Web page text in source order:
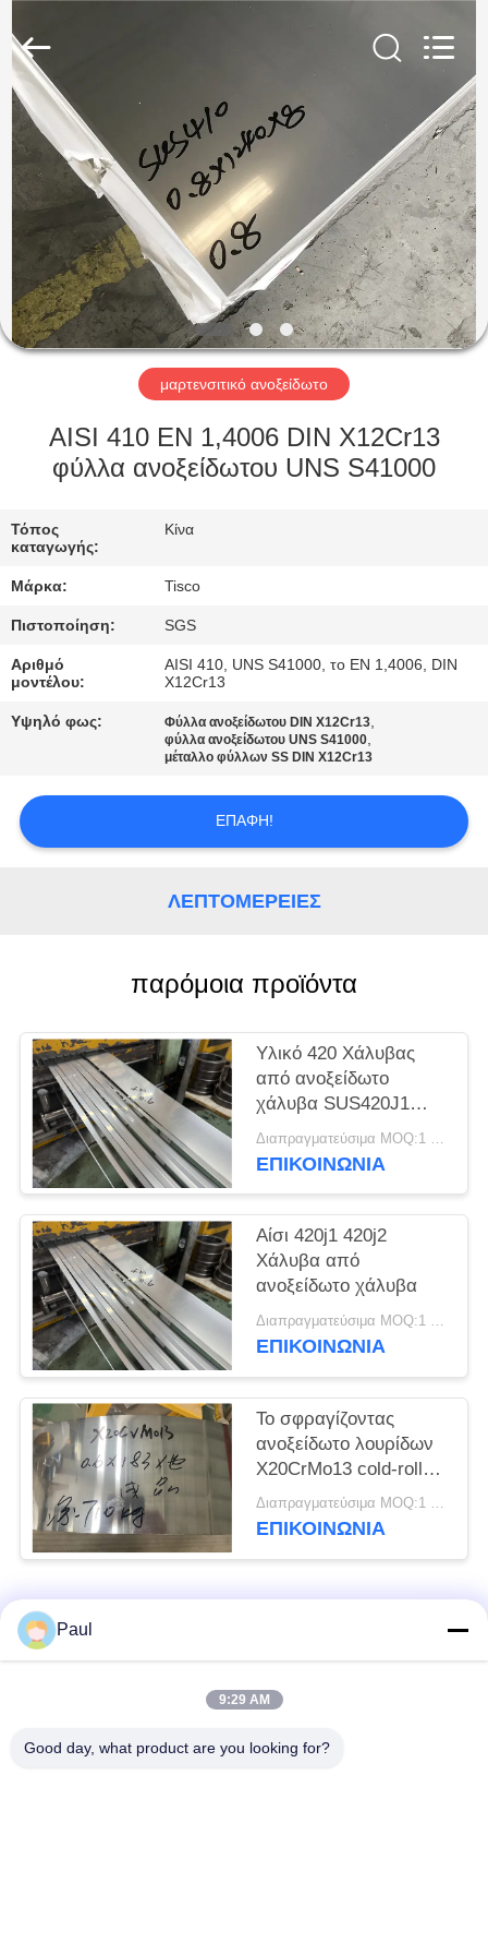
ΣΠΊΤΙ
ΠΡΟΪΌΝΤΑ
ΒΊΝΤΕΟ
ΠΕΡΊΠΟΥ
ΕΜΕΊΣ
ΓΎΡΟΣ
ΕΡΓΟΣΤΑΣΊΩΝ
ΠΟΙΟΤΙΚΌΣ
ΈΛΕΓΧΟΣ
ΜΑΣ
ΕΛΆΤΕ
ΣΕ
ΖΗΤΉΣΤΕ
ΑΠΌΣΠΑΣΜΑ
SITEMAP
PRIVACY
POLICY
Co.,
Ltd.
Rights
Reserved.
μαρτενσιτικό ανοξείδωτο
AISI 410 EN 1,4006 DIN X12Cr13
φύλλα ανοξείδωτου UNS S41000
Τόπος
καταγωγής:
Κίνα
Μάρκα: Tisco
Πιστοποίηση: SGS
Αριθμό
μοντέλου:
AISI 410, UNS S41000, το EN 1,4006, DIN
X12Cr13
Υψηλό φως: Φύλλα ανοξείδωτου DIN X12Cr13,
φύλλα ανοξείδωτου UNS S41000,
μέταλλο φύλλων SS DIN X12Cr13
ΕΠΑΦΉ!
ΛΕΠΤΟΜΈΡΕΙΕΣ
παρόμοια προϊόντα
Υλικό 420 Χάλυβας
από ανοξείδωτο
χάλυβα SUS420J1
SUS420J2
Στρογγυλοκύλινδρο
Διαπραγματεύσιμα MOQ:1 τόνος
ΕΠΙΚΟΙΝΩΝΊΑ
Αίσι 420j1 420j2
Χάλυβα από
ανοξείδωτο χάλυβα
Διαπραγματεύσιμα MOQ:1 τόνος
ΕΠΙΚΟΙΝΩΝΊΑ
Το σφραγίζοντας
ανοξείδωτο λουρίδων
X20CrMo13 cold-rolled
η ανοπτημένη σπείρα Διαπραγματεύσιμα MOQ:1 τόνος
ΕΠΙΚΟΙΝΩΝΊΑ
Λαϊκή κατηγορία
Σκληραίνοντας
Paul
9:29 AM
Good day, what product are you looking for?